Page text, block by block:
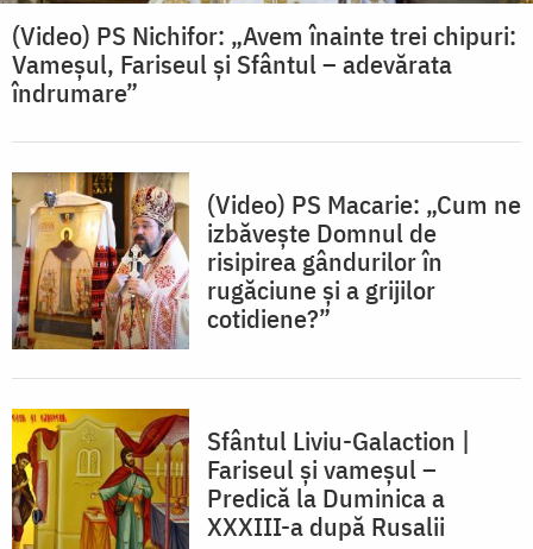
(Video) PS Nichifor: „Avem înainte trei chipuri:
Vameșul, Fariseul și Sfântul – adevărata
îndrumare”
(Video) PS Macarie: „Cum ne
izbăvește Domnul de
risipirea gândurilor în
rugăciune și a grijilor
cotidiene?”
Sfântul Liviu-Galaction |
Fariseul şi vameşul –
Predică la Duminica a
XXXIII-a după Rusalii